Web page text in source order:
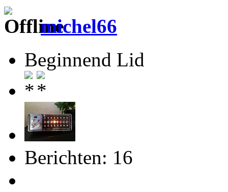
michel66
Beginnend Lid
Berichten: 16